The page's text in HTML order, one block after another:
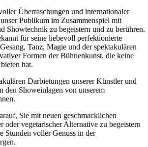
Überraschungen und internationaler
Publikum im Zusammenspiel mit
Showtechnik zu begeistern und zu berühren.
für seine liebevoll perfektionierte
Tanz, Magie und der spektakulären
Formen der Bühnenkunst, die keine
hat.
Darbietungen unserer Künstler und
den Showeinlagen von unserem
Sie mit neuen geschmacklichen
oder vegetarischer Alternative zu begeistern
Stunden voller Genuss in der